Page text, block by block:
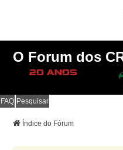
O Forum dos
FAQ Pesquisar
Índice do Fórum